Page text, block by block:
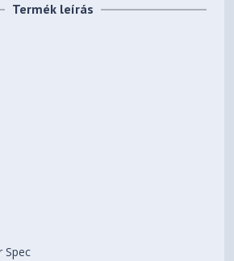
Termék leírás
Spec